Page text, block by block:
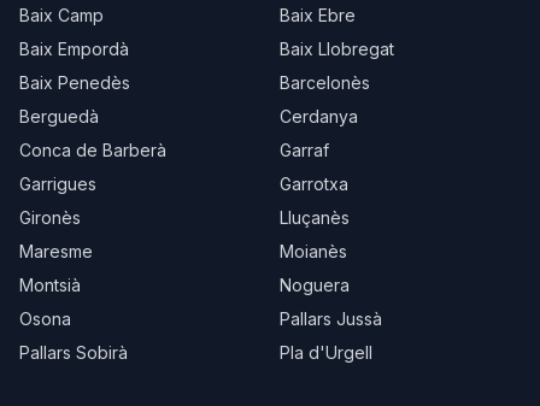
Baix Camp
Baix Ebre
Baix Empordà
Baix Llobregat
Baix Penedès
Barcelonès
Berguedà
Cerdanya
Conca de Barberà
Garraf
Garrigues
Garrotxa
Gironès
Lluçanès
Maresme
Moianès
Montsià
Noguera
Osona
Pallars Jussà
Pallars Sobirà
Pla d'Urgell